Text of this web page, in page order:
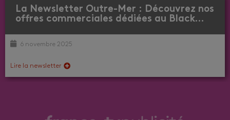
La Newsletter Outre-Mer : Découvrez nos
offres commerciales dédiées au Black…
6 novembre 2025
Lire la newsletter